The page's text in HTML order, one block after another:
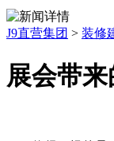
J9直营集团 > 装修
展会带